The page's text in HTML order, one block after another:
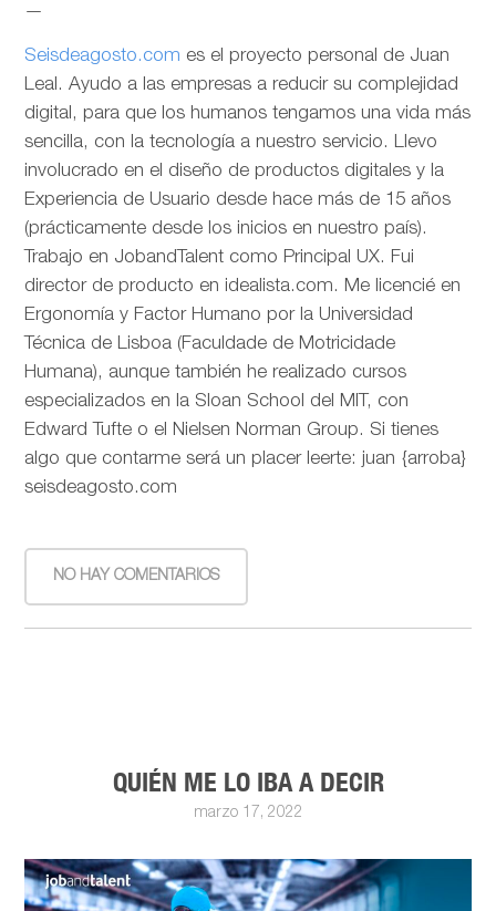
—
Seisdeagosto.com es el proyecto personal de Juan
Leal. Ayudo a las empresas a reducir su complejidad
digital, para que los humanos tengamos una vida más
sencilla, con la tecnología a nuestro servicio. Llevo
involucrado en el diseño de productos digitales y la
Experiencia de Usuario desde hace más de 15 años
(prácticamente desde los inicios en nuestro país).
Trabajo en JobandTalent como Principal UX. Fui
director de producto en idealista.com. Me licencié en
Ergonomía y Factor Humano por la Universidad
Técnica de Lisboa (Faculdade de Motricidade
Humana), aunque también he realizado cursos
especializados en la Sloan School del MIT, con
Edward Tufte o el Nielsen Norman Group. Si tienes
algo que contarme será un placer leerte: juan {arroba}
seisdeagosto.com
NO HAY COMENTARIOS
QUIÉN ME LO IBA A DECIR
marzo 17, 2022